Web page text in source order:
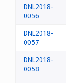
DNL2018-
0056
DNL2018-
0057
DNL2018-
0058